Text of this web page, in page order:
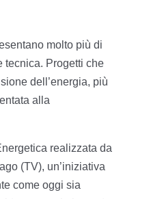
molto più di
tecnica. Progetti che
dell’energia, più
alla
realizzata da
(TV), un’iniziativa
come oggi sia